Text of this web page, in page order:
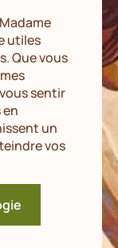
utiles
Que vous
sentir
un
vos